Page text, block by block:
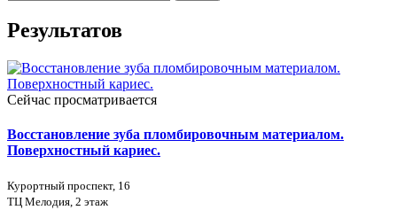
Результатов
Сейчас просматривается
Восстановление зуба пломбировочным материалом.
Поверхностный кариес.
Курортный проспект, 16
ТЦ Мелодия, 2 этаж